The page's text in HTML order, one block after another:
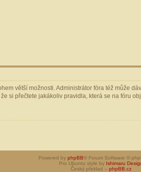
větší možnosti. Administrátor fóra též může
si přečtete jakákoliv pravidla, která se na fóru
Powered by phpBB® Forum Software ©
Pro Ubuntu style by Ishimaru
Český překlad – phpBB.cz